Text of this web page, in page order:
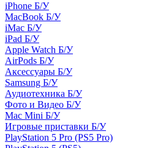
iPhone Б/У
MacBook Б/У
iMac Б/У
iPad Б/У
Apple Watch Б/У
AirPods Б/У
Аксессуары Б/У
Samsung Б/У
Аудиотехника Б/У
Фото и Видео Б/У
Mac Mini Б/У
Игровые приставки Б/У
PlayStation 5 Pro (PS5 Pro)